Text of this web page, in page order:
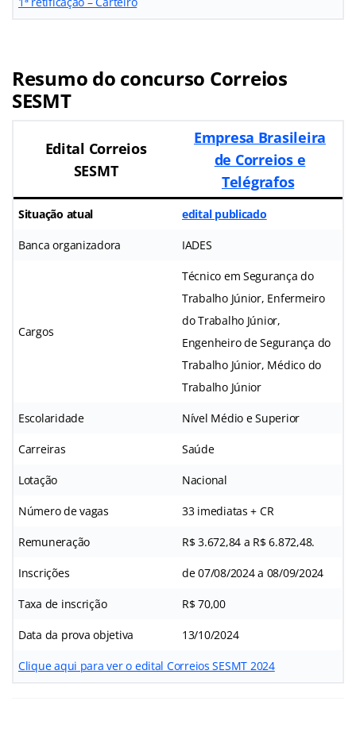
Resumo do concurso Correios
SESMT
Edital Correios
SESMT
Empresa Brasileira
de Correios e
Telégrafos
Situação atual edital publicado
Banca organizadora IADES
Cargos
Técnico em Segurança do
Trabalho Júnior, Enfermeiro
do Trabalho Júnior,
Engenheiro de Segurança do
Trabalho Júnior, Médico do
Trabalho Júnior
Escolaridade Nível Médio e Superior
Carreiras Saúde
Lotação Nacional
Número de vagas 33 imediatas + CR
Remuneração R$ 3.672,84 a R$ 6.872,48.
Inscrições de 07/08/2024 a 08/09/2024
Taxa de inscrição R$ 70,00
Data da prova objetiva 13/10/2024
Clique aqui para ver o edital Correios SESMT 2024